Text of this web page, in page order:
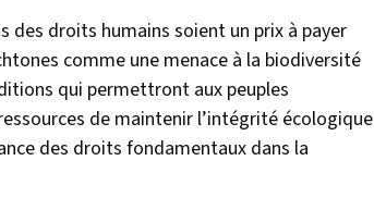
droits humains soient un prix à payer
comme une menace à la biodiversité
qui permettront aux peuples
de maintenir l’intégrité écologique
des droits fondamentaux dans la